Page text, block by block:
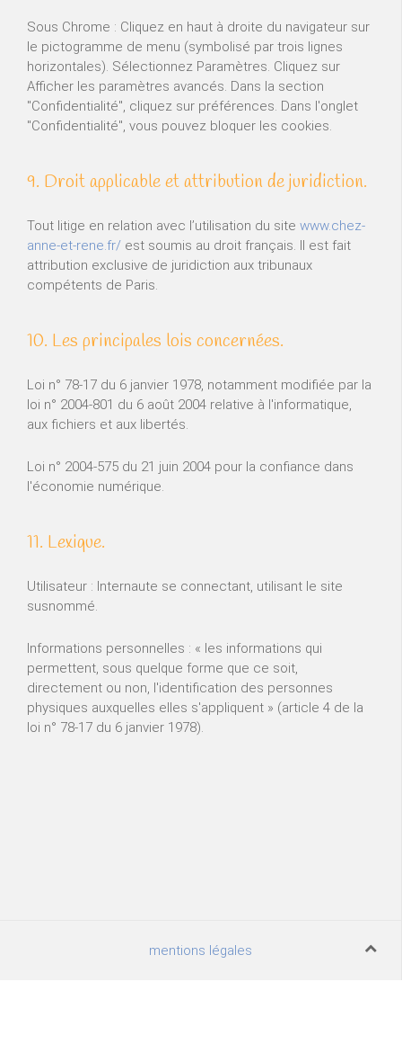
Sous Chrome : Cliquez en haut à droite du navigateur sur
le pictogramme de menu (symbolisé par trois lignes
horizontales). Sélectionnez Paramètres. Cliquez sur
Afficher les paramètres avancés. Dans la section
"Confidentialité", cliquez sur préférences. Dans l'onglet
"Confidentialité", vous pouvez bloquer les cookies.
9. Droit applicable et attribution de juridiction.
Tout litige en relation avec l’utilisation du site www.chez-
anne-et-rene.fr/ est soumis au droit français. Il est fait
attribution exclusive de juridiction aux tribunaux
compétents de Paris.
10. Les principales lois concernées.
Loi n° 78-17 du 6 janvier 1978, notamment modifiée par la
loi n° 2004-801 du 6 août 2004 relative à l'informatique,
aux fichiers et aux libertés.
Loi n° 2004-575 du 21 juin 2004 pour la confiance dans
l'économie numérique.
11. Lexique.
Utilisateur : Internaute se connectant, utilisant le site
susnommé.
Informations personnelles : « les informations qui
permettent, sous quelque forme que ce soit,
directement ou non, l'identification des personnes
physiques auxquelles elles s'appliquent » (article 4 de la
loi n° 78-17 du 6 janvier 1978).
mentions légales